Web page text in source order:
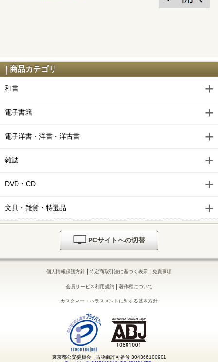
商品カテゴリ
和書
電子書籍
電子洋書・洋書・洋古書
雑誌
DVD・CD
文具・雑貨・特選品
PCサイトへの切替
個人情報保護方針 | 特定商取引法に基づく表示 | 免責事項
会員サービス利用規約| 著作権について
カスタマー・ハラスメントに対する基本方針
東京都公安委員会 古物商許可番号 304366100901